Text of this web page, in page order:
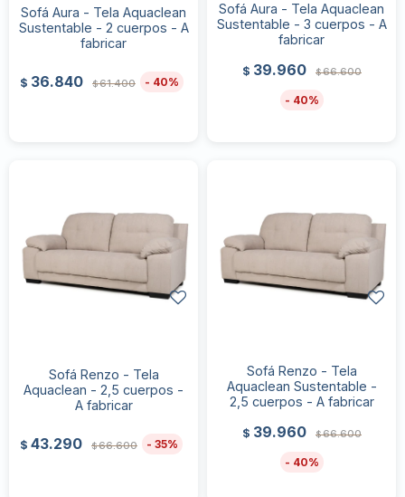
Sofá Aura - Tela Aquaclean
Sustentable - 2 cuerpos - A
fabricar
$ 36.840 $61.400 40
Sofá Aura - Tela Aquaclean
Sustentable - 3 cuerpos - A
fabricar
$ 39.960 $66.600
40
Sofá Renzo - Tela
Aquaclean - 2,5 cuerpos -
A fabricar
$ 43.290 $66.600 35
Sofá Renzo - Tela
Aquaclean Sustentable -
2,5 cuerpos - A fabricar
$ 39.960 $66.600
40